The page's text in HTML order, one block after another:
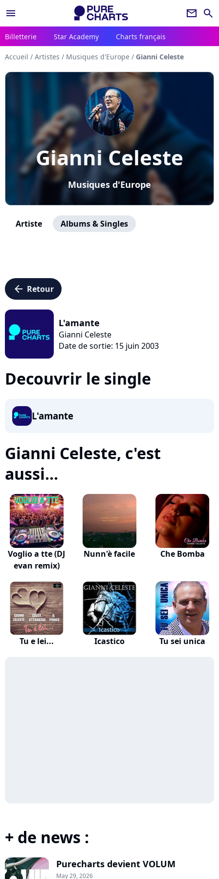
menu newsletter search
Billetterie Star Academy Charts français
Accueil / Artistes / Musiques d'Europe / Gianni Celeste
Gianni Celeste
Musiques d'Europe
Artiste Albums & Singles
arrow_left Retour
L'amante
Gianni Celeste
Date de sortie: 15 juin 2003
Decouvrir le single
L'amante
Gianni Celeste, c'est
aussi...
Voglio a tte (DJ
evan remix)
Nunn'è facile Che Bomba
Tu e lei... Icastico Tu sei unica
+ de news :
Purecharts devient VOLUM
May 29, 2026